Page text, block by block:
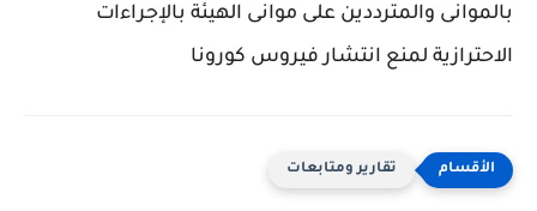
بالموانى والمترددين على موانى الهيئة بالإجراءات
الاحترازية لمنع انتشار فيروس كورونا
تقارير ومتابعات